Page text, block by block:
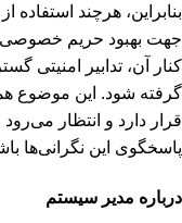
بنابراین، هرچند استفاده
جهت بهبود حریم خصوصی
کنار آن، تدابیر امنیتی
گرفته شود. این موضوع
قرار دارد و انتظار
پاسخگوی این نگرانی‌ها
درباره مدیر سیستم